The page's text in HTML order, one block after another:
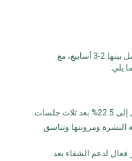
تظهر النتائج المثالية عادةً بعد جلستين أو ثلاثة تفصل بينها 2-3 أسابيع، مع
ومرونتها وتناسق
لدعم الشفاء بعد